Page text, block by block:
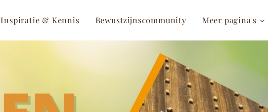
Inspiratie & Kennis Bewustzijnscommunity Meer pagina's